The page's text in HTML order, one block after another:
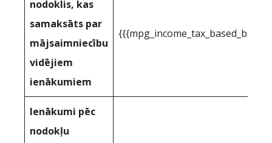
nodoklis, kas
samaksāts par
mājsaimniecību
vidējiem
ienākumiem
Ienākumi pēc
nodokļu